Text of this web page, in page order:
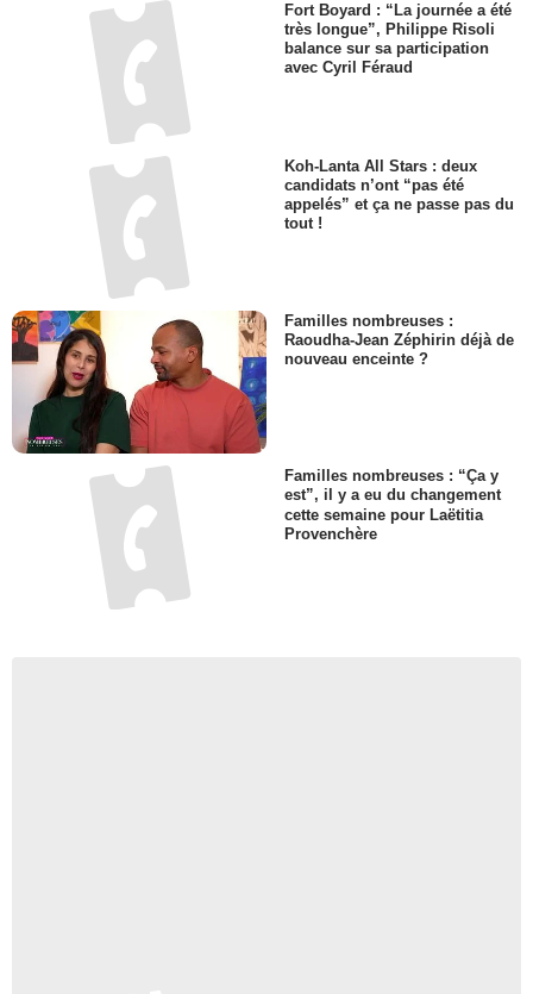
Fort Boyard : “La journée a été
très longue”, Philippe Risoli
balance sur sa participation
avec Cyril Féraud
Koh-Lanta All Stars : deux
candidats n’ont “pas été
appelés” et ça ne passe pas du
tout !
Familles nombreuses :
Raoudha-Jean Zéphirin déjà de
nouveau enceinte ?
Familles nombreuses : “Ça y
est”, il y a eu du changement
cette semaine pour Laëtitia
Provenchère